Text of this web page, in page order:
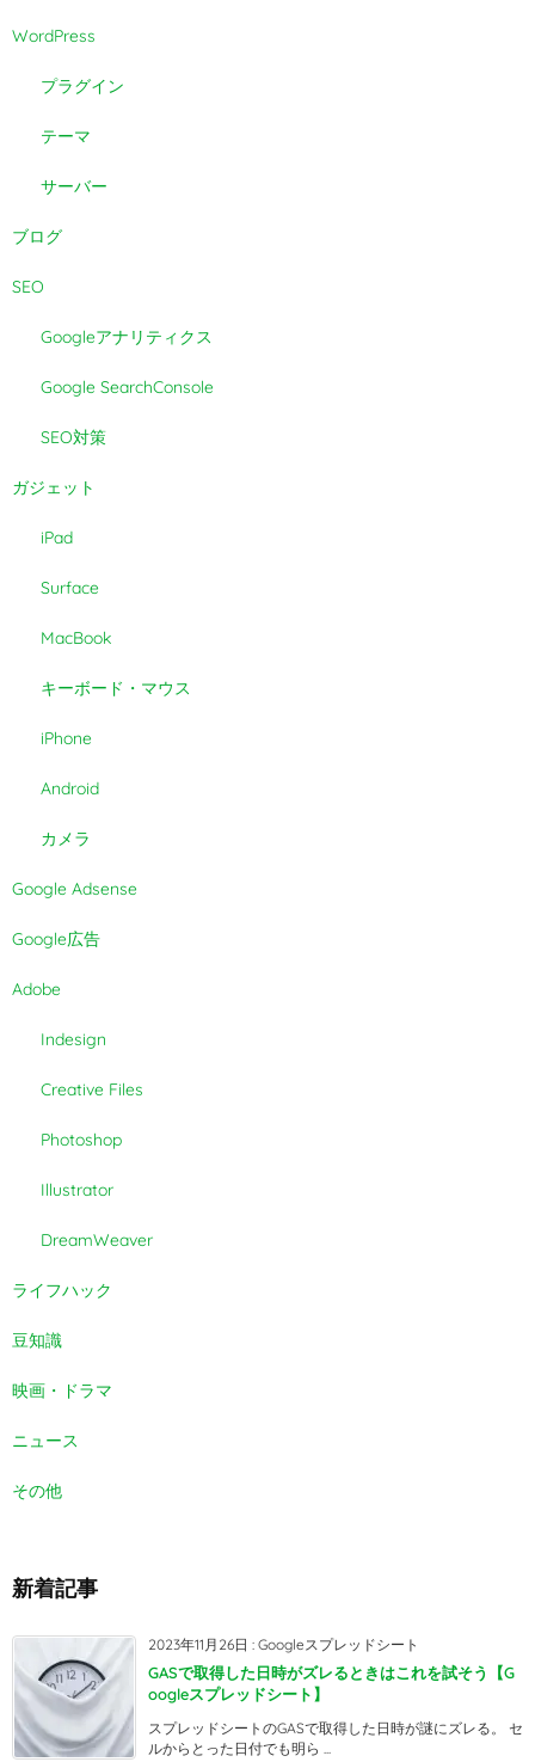
WordPress
プラグイン
テーマ
サーバー
ブログ
SEO
Googleアナリティクス
Google SearchConsole
SEO対策
ガジェット
iPad
Surface
MacBook
キーボード・マウス
iPhone
Android
カメラ
Google Adsense
Google広告
Adobe
Indesign
Creative Files
Photoshop
Illustrator
DreamWeaver
ライフハック
豆知識
映画・ドラマ
ニュース
その他
新着記事
2023年11月26日 : Googleスプレッドシート
GASで取得した日時がズレるときはこれを試そう【G
oogleスプレッドシート】
スプレッドシートのGASで取得した日時が謎にズレる。 セ
ルからとった日付でも明ら ...